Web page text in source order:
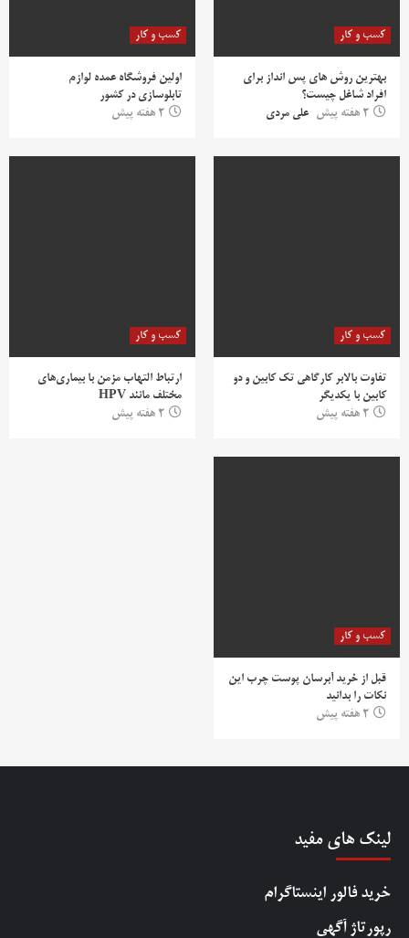
کسب و کار
بهترین روش‌ های پس‌ انداز برای
افراد شاغل چیست؟
2 هفته پیش
علی مردی
کسب و کار
اولین فروشگاه عمده لوازم
تابلوسازی در کشور
2 هفته پیش
کسب و کار
تفاوت بالابر کارگاهی تک کابین و دو
کابین با یکدیگر
2 هفته پیش
کسب و کار
ارتباط التهاب مزمن با بیماری‌های
مختلف مانند HPV
2 هفته پیش
کسب و کار
قبل از خرید آبرسان پوست چرب این
نکات را بدانید
2 هفته پیش
لینک های مفید
خرید فالور اینستاگرام
رپورتاژ آگهی